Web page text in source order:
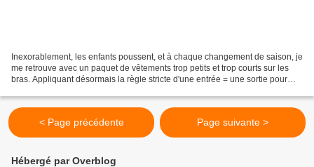
Inexorablement, les enfants poussent, et à chaque changement de saison, je
me retrouve avec un paquet de vêtements trop petits et trop courts sur les
bras. Appliquant désormais la règle stricte d'une entrée = une sortie pour
< Page précédente Page suivante >
Hébergé par Overblog